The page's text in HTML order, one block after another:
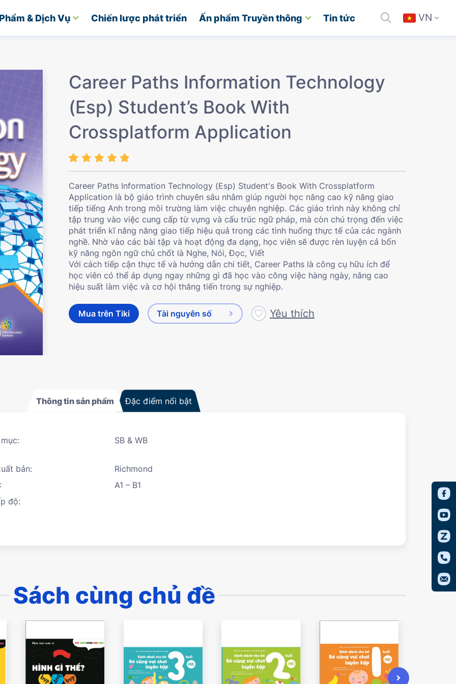
& Dịch Vụ Chiến lược phát triển Ấn phẩm Truyền thông Tin tức VN
Career Paths Information Technology
(Esp) Student’s Book With
Crossplatform Application
Career Paths Information Technology (Esp) Student's Book With Crossplatform
Application là bộ giáo trình chuyên sâu nhằm giúp người học nâng cao kỹ năng giao
tiếp tiếng Anh trong môi trường làm việc chuyên nghiệp. Các giáo trình này không chỉ
tập trung vào việc cung cấp từ vựng và cấu trúc ngữ pháp, mà còn chú trọng đến việc
phát triển kĩ năng năng giao tiếp hiệu quả trong các tình huống thực tế của các ngành
nghề. Nhờ vào các bài tập và hoạt động đa dạng, học viên sẽ được rèn luyện cả bốn
kỹ năng ngôn ngữ chủ chốt là Nghe, Nói, Đọc, Viết
Với cách tiếp cận thực tế và hướng dẫn chi tiết, Career Paths là công cụ hữu ích để
học viên có thể áp dụng ngay những gì đã học vào công việc hàng ngày, nâng cao
hiệu suất làm việc và cơ hội thăng tiến trong sự nghiệp.
Mua trên Tiki Tài nguyên số Yêu thích
Thông tin sản phẩm Đặc điểm nổi bật
SB & WB
bản:
Richmond
A1 – B1
độ:
Sách cùng chủ đề